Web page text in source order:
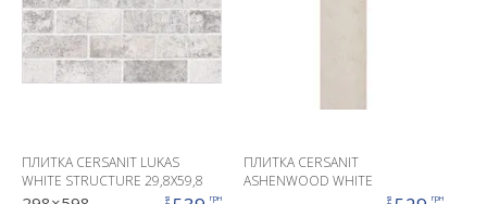
ПЛИТКА CERSANIT LUKAS
WHITE STRUCTURE 29,8X59,8
грн
ПЛИТКА CERSANIT
ASHENWOOD WHITE
грн